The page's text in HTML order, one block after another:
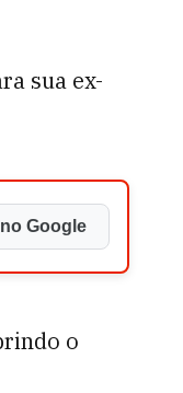
sua ex-
Google
o